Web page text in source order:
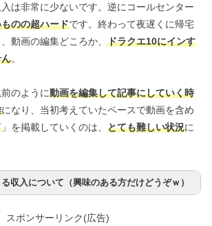
は非常に少ないです。逆にコールセンター
のの超ハードです。終わって夜遅くに帰宅
動画の編集どころか、 ドラクエ10にインす
。
のように動画を編集して記事にしていく時
になり、当初考えていたペースで動画を含め
」を掲載していくのは、 とても難しい状況に
収入について（興味のある方だけどうぞｗ）
スポンサーリンク(広告)